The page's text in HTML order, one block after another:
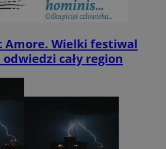
Amore. Wielki festiwal
cały region